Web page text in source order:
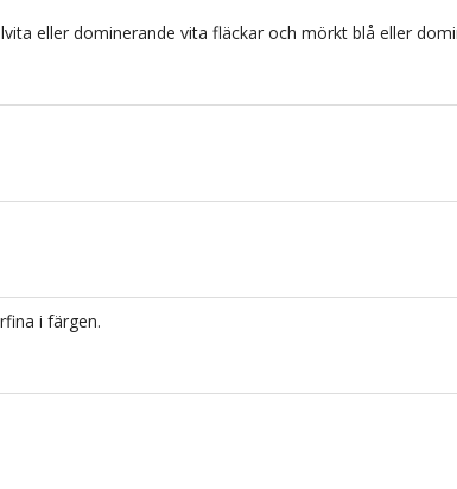
eller dominerande vita fläckar och mörkt blå eller
i färgen.